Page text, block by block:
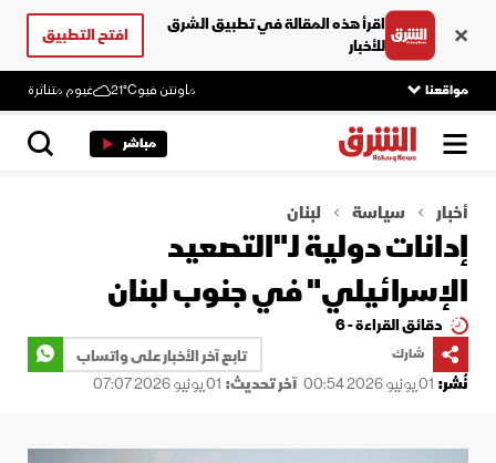
اقرأ هذه المقالة في تطبيق الشرق
للأخبار
افتح التطبيق
مواقعنا ماونتن فيو21°C غيوم متناثرة
مباشر
أخبار سياسة لبنان
إدانات دولية لـ"التصعيد
الإسرائيلي" في جنوب لبنان
دقائق القراءة - 6
شارك
تابع آخر الأخبار على واتساب
نُشر: 01 يونيو 2026 00:54 آخر تحديث: 01 يونيو 2026 07:07